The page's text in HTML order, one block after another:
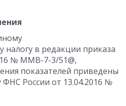
налогу в редакции приказа
№ ММВ-7-3/51@,
показателей приведены
ФНС России от 13.04.2016 №